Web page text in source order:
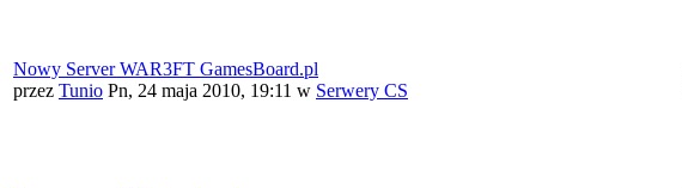
Nowy Server WAR3FT GamesBoard.pl
przez Tunio Pn, 24 maja 2010, 19:11 w Serwery CS